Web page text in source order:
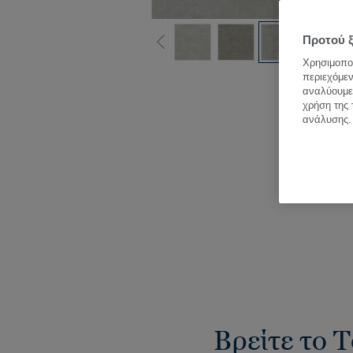
Βρείτε το
Προτού
χρήση της
ανάλυσης.